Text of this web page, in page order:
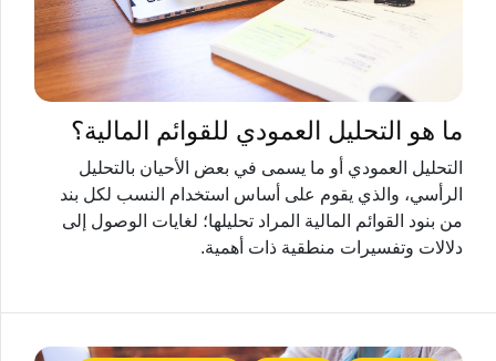
ما هو التحليل العمودي للقوائم المالية؟
التحليل العمودي أو ما يسمى في بعض الأحيان بالتحليل
الرأسي، والذي يقوم على أساس استخدام النسب لكل بند
من بنود القوائم المالية المراد تحليلها؛ لغايات الوصول إلى
دلالات وتفسيرات منطقية ذات أهمية.